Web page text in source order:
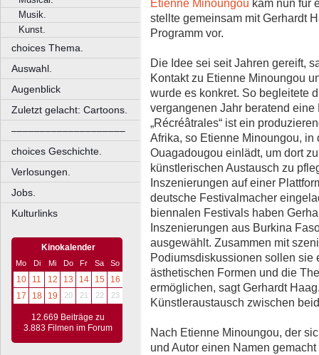
Musik.
Kunst.
choices Thema.
Auswahl.
Augenblick
Zuletzt gelacht: Cartoons.
––––––––––––––––––––
choices Geschichte.
Verlosungen.
Jobs.
Kulturlinks
Kinokalender
Mo Di Mi Do Fr Sa So
10 11 12 13 14 15
16
17
18 19 20 21 22 23
12.669 Beiträge zu
3.883 Filmen im Forum
Etienne Minoungou kam nun für
stellte gemeinsam mit Gerhardt
Programm vor.
Die Idee sei seit Jahren gereift,
Kontakt zu Etienne Minoungou
wurde es konkret. So begleitete
vergangenen Jahr beratend
„Récréâtrales“ ist ein
Afrika, so Etienne Minoungou,
Ouagadougou einlädt, um dort
künstlerischen Austausch zu
Inszenierungen auf einer
deutsche Festivalmacher
biennalen Festivals haben
Inszenierungen aus Burkina
ausgewählt. Zusammen mit
Podiumsdiskussionen sollen
ästhetischen Formen und die
ermöglichen, sagt Gerhardt
Künstleraustausch zwischen
Nach Etienne Minoungou, der
und Autor einen Namen